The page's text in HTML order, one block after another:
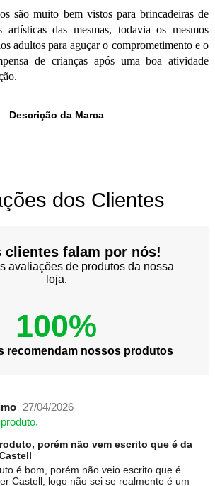
são muito bem vistos para brincadeiras de
artísticas das mesmas, todavia os mesmos
adultos para aguçar o comprometimento e o
de crianças após uma boa atividade
Descrição da Marca
dos Clientes
clientes falam por nós!
avaliações de produtos da nossa
loja.
100%
recomendam nossos produtos
27/04/2026
porém não vem escrito que é da
é bom, porém não veio escrito que é
Castell, logo não sei se realmente é um